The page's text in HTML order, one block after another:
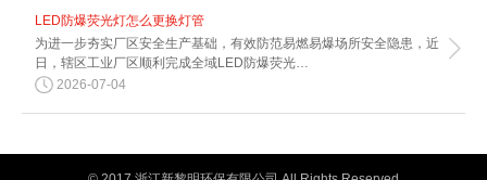
LED防爆荧光灯怎么更换灯管
为进一步夯实厂区安全生产基础，有效防范易燃易爆场所安全隐患，近
日，辖区工业厂区顺利完成全域LED防爆荧光…
2026-07-04